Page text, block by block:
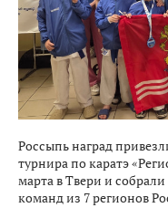
Россыпь наград
турнира по каратэ
марта в Твери и собрали
команд из 7 регионов